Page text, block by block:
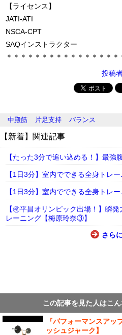
【ライセンス】
JATI-ATI
NSCA-CPT
SAQインストラクター
＊＊＊＊＊＊＊＊＊＊＊＊＊＊＊＊
投稿
中殿筋 片足支持 バランス
【新着】関連記事
【たった3分で追い込める！】最強
【1日3分】室内でできる全身トレー
【1日3分】室内でできる全身トレー
【㊗平昌オリンピック出場！】瞬
レーニング【梅原玲奈③】
さら
この記事を見た人はこん
『パフォーマンスア
ッシュジャーク】